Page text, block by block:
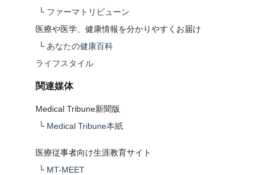
└ ファーマトリビューン
医療や医学、健康情報を分かりやすくお届け
└ あなたの健康百科
ライフスタイル
関連媒体
Medical Tribune新聞版
└ Medical Tribune本紙
医療従事者向け生涯教育サイト
└ MT-MEET